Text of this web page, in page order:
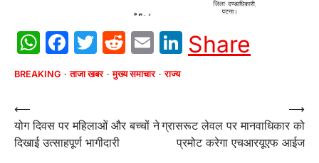
WhatsApp
Facebook
Twitter
Reddit
EmailLinkedIn
Share
BREAKING ताजा खबर मुख्य समाचार राज्य
Post
navigation
⟵
योग दिवस पर महिलाओं और बच्चों ने
दिखाई उत्साहपूर्ण भागीदारी
ग्रासरूट लेवल पर मानवाधिकार को
प्रमोट करेगा एचआरयूएफ आईज
⟶